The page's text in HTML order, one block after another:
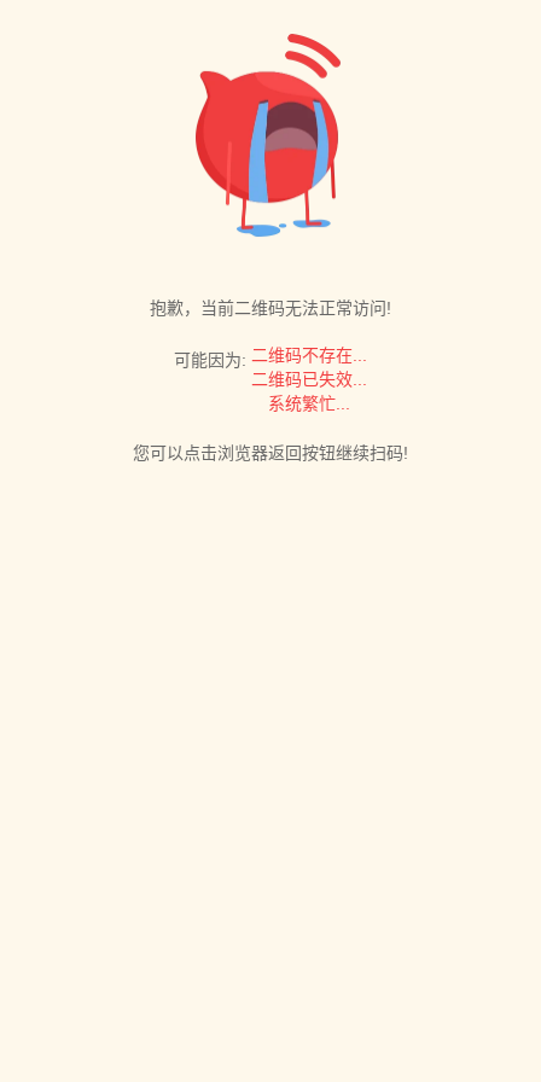
抱歉，当前二维码无法正常访问!
可能因为: 二维码不存在...
二维码已失效...
系统繁忙...
您可以点击浏览器返回按钮继续扫码!